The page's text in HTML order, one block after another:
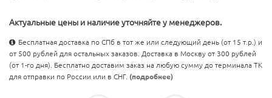
Актуальные цены и наличие уточняйте у менеджеров.
Бесплатная доставка по СПб в тот же или следующий день (от 15 т.р.) и
от 500 рублей для остальных заказов. Доставка в Москву от 300 рублей
(от 1-го дня). Бесплатно доставим заказ на любую сумму до терминала ТК
для отправки по России или в СНГ. (подробнее)